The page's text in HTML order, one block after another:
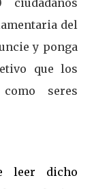
del
y ponga
que los
seres
leer dicho